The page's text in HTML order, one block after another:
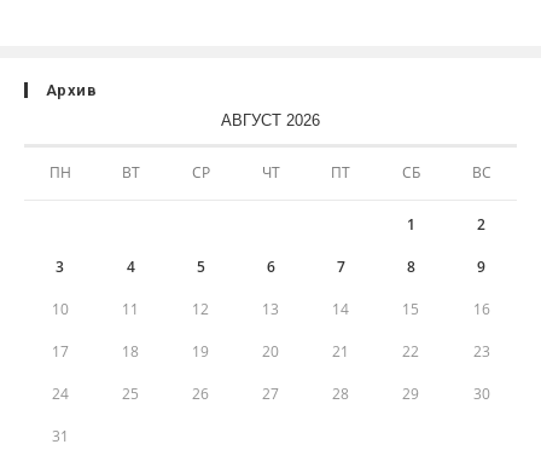
Архив
АВГУСТ 2026
ПН ВТ СР ЧТ ПТ СБ ВС
1 2
3 4 5 6 7 8 9
10 11 12 13 14 15 16
17 18 19 20 21 22 23
24 25 26 27 28 29 30
31